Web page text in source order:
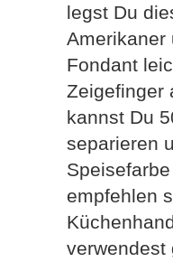
legst Du
Amerikaner
Fondant
Zeigefinger
kannst Du
separieren
empfehlen
verwendest